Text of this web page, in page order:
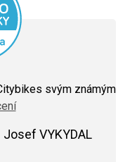
svým známým
Josef VYKYDAL